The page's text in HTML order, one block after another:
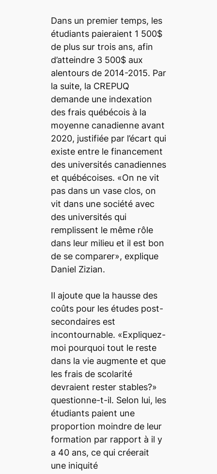
Dans un premier temps, les
étudiants paieraient 1 500$
de plus sur trois ans, afin
d’atteindre 3 500$ aux
alentours de 2014-2015. Par
la suite, la CREPUQ
demande une indexation
des frais québécois à la
moyenne canadienne avant
2020, justifiée par l’écart qui
existe entre le financement
des universités canadiennes
et québécoises. «On ne vit
pas dans un vase clos, on
vit dans une société avec
des universités qui
remplissent le même rôle
dans leur milieu et il est bon
de se comparer», explique
Daniel Zizian.
Il ajoute que la hausse des
coûts pour les études post-
secondaires est
incontournable. «Expliquez-
moi pourquoi tout le reste
dans la vie augmente et que
les frais de scolarité
devraient rester stables?»
questionne-t-il. Selon lui, les
étudiants paient une
proportion moindre de leur
formation par rapport à il y
a 40 ans, ce qui créerait
une iniquité